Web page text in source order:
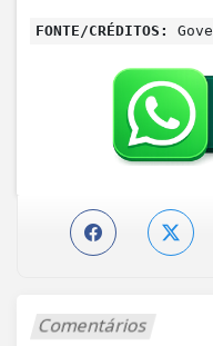
FONTE/CRÉDITOS:
Comentários